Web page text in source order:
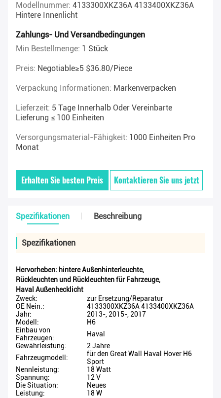
Modellnummer: 4133300XKZ36A 4133400XKZ36A
Hintere Innenlicht
Zahlungs- Und Versandbedingungen
Min Bestellmenge: 1 Stück
Preis: Negotiable≥5 $36.80/piece
Verpackung Informationen: Markenverpacken
Lieferzeit: 5 Tage Innerhalb Oder Vereinbarte
Lieferung ≤ 100 Einheiten
Versorgungsmaterial-Fähigkeit: 1000 Einheiten Pro
Monat
Erhalten Sie besten Preis Kontaktieren Sie uns jetzt
Spezifikationen Beschreibung
Spezifikationen
Hervorheben: hintere Außenhinterleuchte,
Rückleuchten und Rückleuchten für Fahrzeuge,
Haval Außenhecklicht
Zweck:
zur Ersetzung/Reparatur
OE Nein.:
4133300XKZ36A 4133400XKZ36A
Jahr:
2013-, 2015-, 2017
Modell:
H6
Einbau von
Fahrzeugen:
Haval
Gewährleistung:
2 Jahre
Fahrzeugmodell:
für den Great Wall Haval Hover H6
Sport
Nennleistung:
18 Watt
Spannung:
12 V
Die Situation:
Neues
Leistung:
18 W